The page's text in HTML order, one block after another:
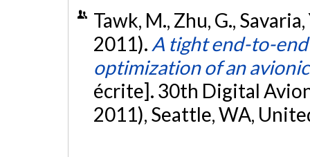
Tawk, M., Zhu, G.,
2011). A tight end-to-
optimization of an
écrite]. 30th Digital
2011), Seattle, WA,